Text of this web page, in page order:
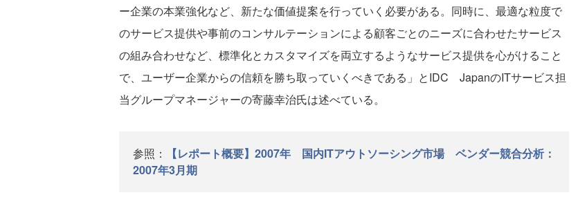
ー企業の本業強化など、新たな価値提案を行っていく必要がある。同時に、最適な粒度で
のサービス提供や事前のコンサルテーションによる顧客ごとのニーズに合わせたサービス
の組み合わせなど、標準化とカスタマイズを両立するようなサービス提供を心がけること
で、ユーザー企業からの信頼を勝ち取っていくべきである」とIDC JapanのITサービス担
当グループマネージャーの寄藤幸治氏は述べている。
参照：
【レポート概要】2007年 国内ITアウトソーシング市場 ベンダー競合分析：
2007年3月期